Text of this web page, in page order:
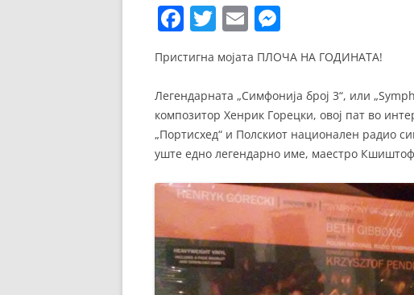
ОСТАТОКОТ ОД СВЕТОТ
ЖАНРОВИ
ФЕСТИВАЛИ
F
c
e
b
o
k
T
w
itt
er
E
m
ai
l
e
ss
e
n
g
Пристигна мојата ПЛОЧА НА ГОДИНАТА!
Легендарната „Симфонија број 3“, или
композитор Хенрик Горецки, овој пат во
„Портисхед“ и Полскиот национален радио
уште едно легендарно име, маестро